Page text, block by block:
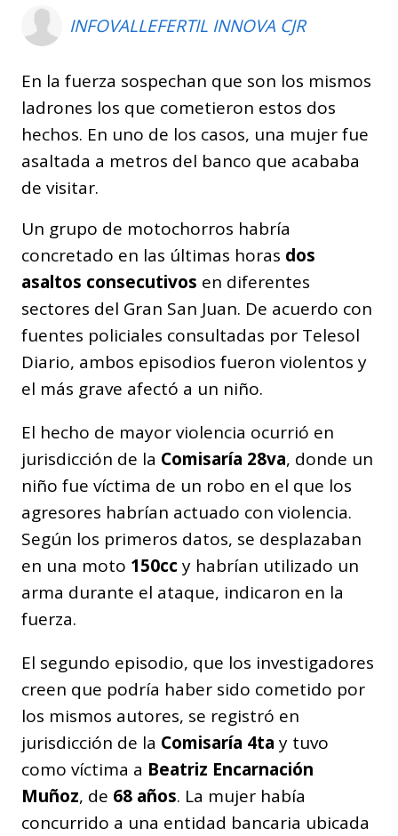
En la fuerza sospechan que son los mismos
ladrones los que cometieron estos dos
hechos. En uno de los casos, una mujer fue
asaltada a metros del banco que acababa
de visitar.
INFOVALLEFERTIL INNOVA CJR
Un grupo de motochorros habría
concretado en las últimas horas dos
asaltos consecutivos en diferentes
sectores del Gran San Juan. De acuerdo con
fuentes policiales consultadas por Telesol
Diario, ambos episodios fueron violentos y
el más grave afectó a un niño.
El hecho de mayor violencia ocurrió en
jurisdicción de la Comisaría 28va, donde un
niño fue víctima de un robo en el que los
agresores habrían actuado con violencia.
Según los primeros datos, se desplazaban
en una moto 150cc y habrían utilizado un
arma durante el ataque, indicaron en la
fuerza.
El segundo episodio, que los investigadores
creen que podría haber sido cometido por
los mismos autores, se registró en
jurisdicción de la Comisaría 4ta y tuvo
como víctima a Beatriz Encarnación
Muñoz, de 68 años. La mujer había
concurrido a una entidad bancaria ubicada